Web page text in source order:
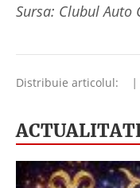
Sursa: Clubul Auto
Distribuie articolul: |